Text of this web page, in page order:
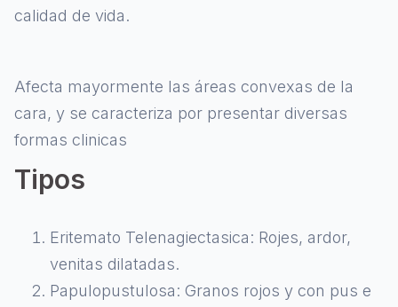
calidad de vida.
Afecta mayormente las áreas convexas de la
cara, y se caracteriza por presentar diversas
formas clinicas
Tipos
Eritemato Telenagiectasica: Rojes, ardor,
venitas dilatadas.
Papulopustulosa: Granos rojos y con pus e